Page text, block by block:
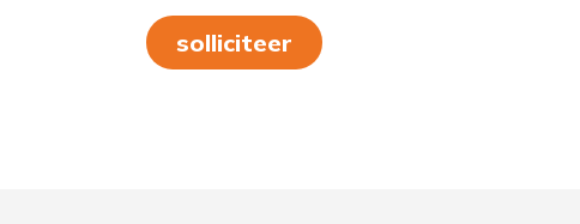
solliciteer